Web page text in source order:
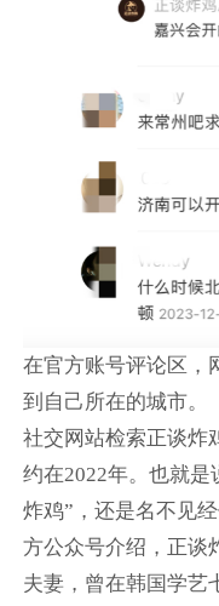
在官方账号评论区，
到自己所在的城市。
社交网站检索正谈炸
约在2022年。也就是
炸鸡”，还是名不见
方公众号介绍，正谈
夫妻，曾在韩国学艺